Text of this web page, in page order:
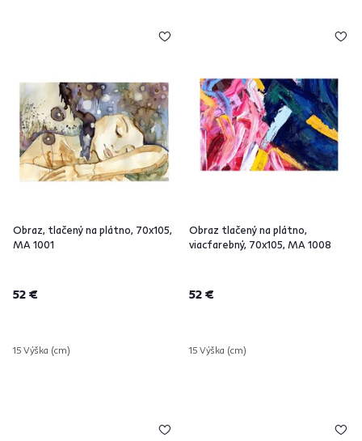
Obraz, tlačený na plátno, 70x105,
MA 1001
52 €
15 Výška (cm)
Obraz tlačený na plátno,
viacfarebný, 70x105, MA 1008
52 €
15 Výška (cm)